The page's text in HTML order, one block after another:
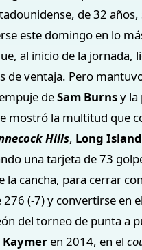
de 32
este domingo en lo
al inicio de la jornada,
de ventaja. Pero
deSam Burnsy la
mostró la multitud que
Hills, Long Island
una tarjeta de 73
la cancha, para cerrar
(-7) y convertirse en el
del torneo de punta a
en 2014, en el